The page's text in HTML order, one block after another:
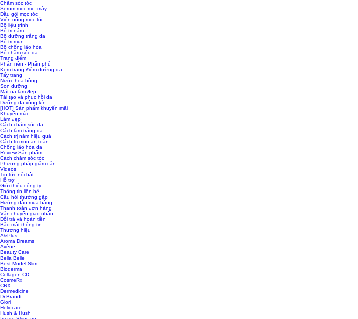
Chăm sóc tóc
Serum mọc mi - mày
Dầu gội mọc tóc
Viên uống mọc tóc
Bộ liệu trình
Bộ trị nám
Bộ dưỡng trắng da
Bộ trị mụn
Bộ chống lão hóa
Bộ chăm sóc da
Trang điểm
Phấn nền - Phấn phủ
Kem trang điểm dưỡng da
Tẩy trang
Nước hoa hồng
Son dưỡng
Mặt nạ làm đẹp
Tái tạo và phục hồi da
Dưỡng da vùng kín
[HOT] Sản phẩm khuyến mãi
Khuyến mãi
Làm đẹp
Cách chăm sóc da
Cách làm trắng da
Cách trị nám hiệu quả
Cách trị mụn an toàn
Chống lão hóa da
Review Sản phẩm
Cách chăm sóc tóc
Phương pháp giảm cân
Videos
Tin tức nổi bật
Hỗ trợ
Giới thiệu công ty
Thông tin liên hệ
Câu hỏi thường gặp
Hướng dẫn mua hàng
Thanh toán đơn hàng
Vận chuyển giao nhận
Đổi trả và hoàn tiền
Bảo mật thông tin
Thương hiệu
A&Plus
Aroma Dreams
Avène
Beauty Care
Bella Belle
Best Model Slim
Bioderma
Collagen CD
CosmeRx
CRX
Dermedicine
Dr.Brandt
Giori
Heliocare
Hush & Hush